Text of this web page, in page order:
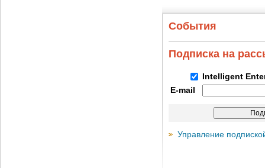
События
Подписка на
Intelligent
E-mail
Управление